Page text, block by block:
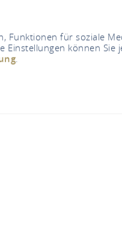
Funktionen für soziale
Einstellungen können Sie
.